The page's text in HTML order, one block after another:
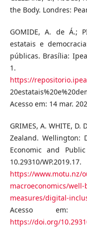
the Body. Londres:
GOMIDE, A. de Á.;
estatais e
públicas. Brasília:
1.
https://
Acesso em: 14 mar.
GRIMES, A. WHITE,
Zealand. Wellington:
Economic and
10.29310/
https://www.motu.nz/
macroeconomics/
measures/digital-
Acesso
https://doi.org/